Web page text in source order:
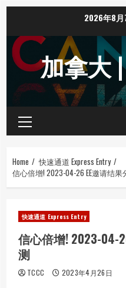
content
2026年8月
加拿大
Primary
Menu
Home
快速通道 Express Entry
信心倍增! 2023-04-26 EE邀请结果
快速通道 Express Entry
信心倍增! 2023-04-
测
TCCC 2023年4月26日